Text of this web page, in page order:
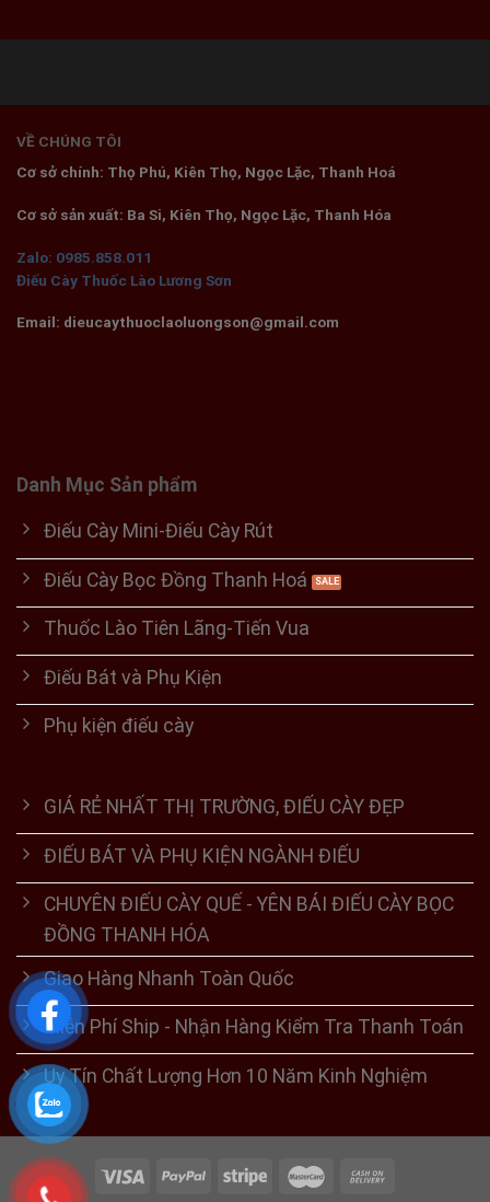
VỀ CHÚNG TÔI
Cơ sở chính: Thọ Phú, Kiên Thọ, Ngọc Lặc, Thanh Hoá
Cơ sở sản xuất: Ba Si, Kiên Thọ, Ngọc Lặc, Thanh Hóa
Zalo: 0985.858.011
Điếu Cày Thuốc Lào Lương Sơn
Email: dieucaythuoclaoluongson@gmail.com
Danh Mục Sản phẩm
Điếu Cày Mini-Điếu Cày Rút
Điếu Cày Bọc Đồng Thanh Hoá
Thuốc Lào Tiên Lãng-Tiến Vua
Điếu Bát và Phụ Kiện
Phụ kiện điếu cày
GIÁ RẺ NHẤT THỊ TRƯỜNG, ĐIẾU CÀY ĐẸP
ĐIẾU BÁT VÀ PHỤ KIỆN NGÀNH ĐIẾU
CHUYÊN ĐIẾU CÀY QUẾ - YÊN BÁI ĐIẾU CÀY BỌC
ĐỒNG THANH HÓA
Giao Hàng Nhanh Toàn Quốc
Miễn Phí Ship - Nhận Hàng Kiểm Tra Thanh Toán
Uy Tín Chất Lượng Hơn 10 Năm Kinh Nghiệm